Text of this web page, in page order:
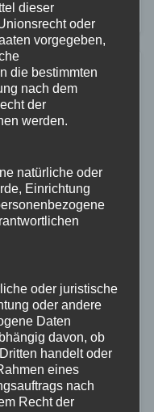
sich – Zwei
dieser
oder
vorgegeben,
die bestimmten
nach dem
der
werden.
natürliche oder
Einrichtung
oder juristische
oder andere
Daten
davon, ob
handelt oder
eines
nach
Recht der